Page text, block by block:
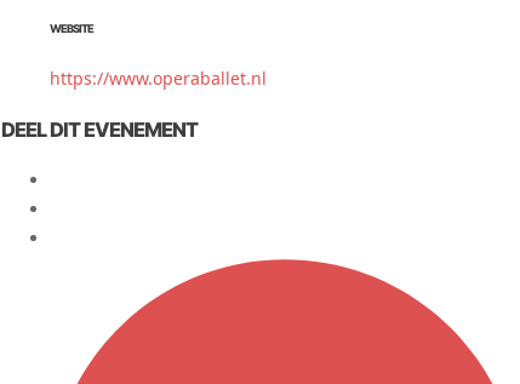
WEBSITE
https://www.operaballet.nl
DEEL DIT EVENEMENT